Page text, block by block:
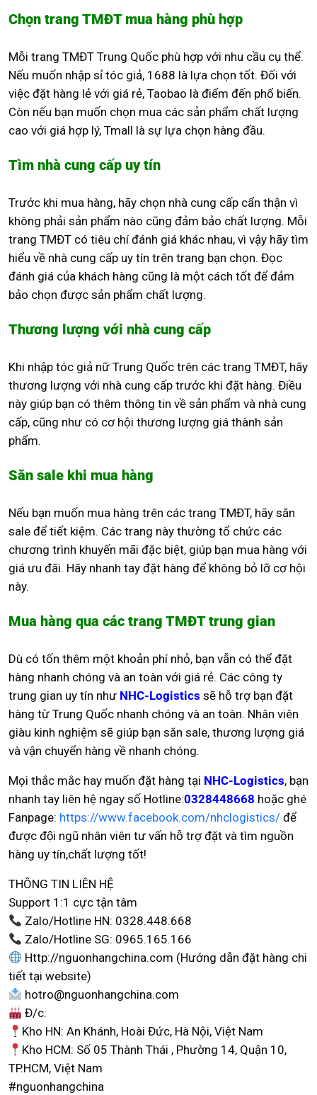
Chọn trang TMĐT mua hàng phù hợp
Mỗi trang TMĐT Trung Quốc phù hợp với nhu cầu cụ thể.
Nếu muốn nhập sỉ tóc giả, 1688 là lựa chọn tốt. Đối với
việc đặt hàng lẻ với giá rẻ, Taobao là điểm đến phổ biến.
Còn nếu bạn muốn chọn mua các sản phẩm chất lượng
cao với giá hợp lý, Tmall là sự lựa chọn hàng đầu.
Tìm nhà cung cấp uy tín
Trước khi mua hàng, hãy chọn nhà cung cấp cẩn thận vì
không phải sản phẩm nào cũng đảm bảo chất lượng. Mỗi
trang TMĐT có tiêu chí đánh giá khác nhau, vì vậy hãy tìm
hiểu về nhà cung cấp uy tín trên trang bạn chọn. Đọc
đánh giá của khách hàng cũng là một cách tốt để đảm
bảo chọn được sản phẩm chất lượng.
Thương lượng với nhà cung cấp
Khi nhập tóc giả nữ Trung Quốc trên các trang TMĐT, hãy
thương lượng với nhà cung cấp trước khi đặt hàng. Điều
này giúp bạn có thêm thông tin về sản phẩm và nhà cung
cấp, cũng như có cơ hội thương lượng giá thành sản
phẩm.
Săn sale khi mua hàng
Nếu bạn muốn mua hàng trên các trang TMĐT, hãy săn
sale để tiết kiệm. Các trang này thường tổ chức các
chương trình khuyến mãi đặc biệt, giúp bạn mua hàng với
giá ưu đãi. Hãy nhanh tay đặt hàng để không bỏ lỡ cơ hội
này.
Mua hàng qua các trang TMĐT trung gian
Dù có tốn thêm một khoản phí nhỏ, bạn vẫn có thể đặt
hàng nhanh chóng và an toàn với giá rẻ. Các công ty
trung gian uy tín như NHC-Logistics sẽ hỗ trợ bạn đặt
hàng từ Trung Quốc nhanh chóng và an toàn. Nhân viên
giàu kinh nghiệm sẽ giúp bạn săn sale, thương lượng giá
và vận chuyển hàng về nhanh chóng.
Mọi thắc mắc hay muốn đặt hàng tại NHC-Logistics, bạn
nhanh tay liên hệ ngay số Hotline:0328448668 hoặc ghé
Fanpage: https://www.facebook.com/nhclogistics/ để
được đội ngũ nhân viên tư vấn hỗ trợ đặt và tìm nguồn
hàng uy tín,chất lượng tốt!
THÔNG TIN LIÊN HỆ
Support 1:1 cực tận tâm
Zalo/Hotline HN: 0328.448.668
Zalo/Hotline SG: 0965.165.166
Http://nguonhangchina.com (Hướng dẫn đặt hàng chi
tiết tại website)
hotro@nguonhangchina.com
Đ/c:
Kho HN: An Khánh, Hoài Đức, Hà Nội, Việt Nam
Kho HCM: Số 05 Thành Thái , Phường 14, Quận 10,
TP.HCM, Việt Nam
#nguonhangchina